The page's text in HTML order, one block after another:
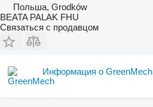
Польша, Grodków
BEATA PALAK FHU
Связаться с продавцом
Информация о GreenMech